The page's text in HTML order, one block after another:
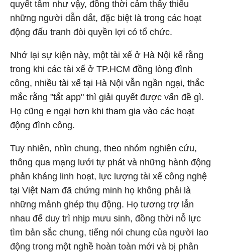
quyết tâm như vậy, đồng thời cảm thấy thiếu
những người dẫn dắt, đặc biệt là trong các hoạt
động đấu tranh đòi quyền lợi có tổ chức.
Nhớ lại sự kiện này, một tài xế ở Hà Nội kể rằng
trong khi các tài xế ở TP.HCM đồng lòng đình
công, nhiều tài xế tại Hà Nội vẫn ngần ngại, thắc
mắc rằng "tắt app" thì giải quyết được vấn đề gì.
Họ cũng e ngại hơn khi tham gia vào các hoạt
động đình công.
Tuy nhiên, nhìn chung, theo nhóm nghiên cứu,
thông qua mạng lưới tự phát và những hành động
phản kháng linh hoạt, lực lượng tài xế công nghệ
tại Việt Nam đã chứng minh họ không phải là
những mảnh ghép thụ động. Họ tương trợ lẫn
nhau để duy trì nhịp mưu sinh, đồng thời nỗ lực
tìm bản sắc chung, tiếng nói chung của người lao
động trong một nghề hoàn toàn mới và bị phân